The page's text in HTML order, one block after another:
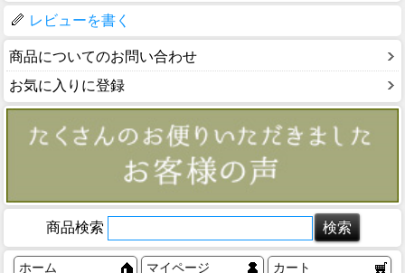
レビューを書く
商品についてのお問い合わせ
お気に入りに登録
商品検索
ホーム マイページ カート